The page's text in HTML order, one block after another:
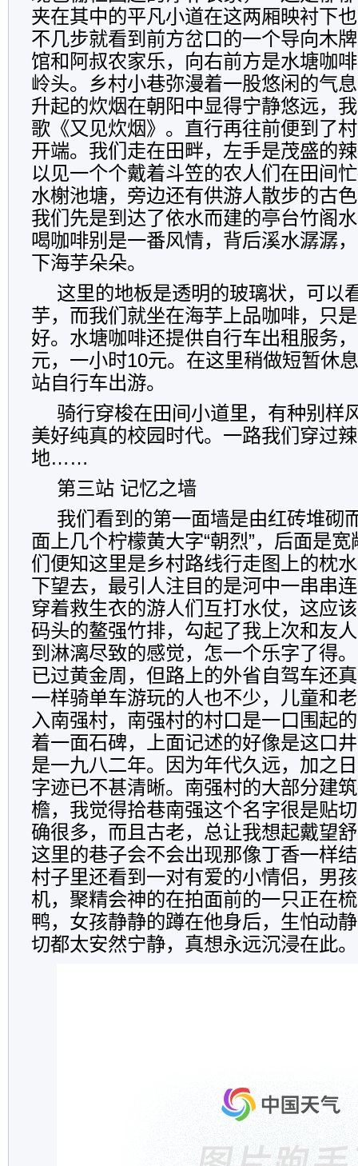
夹在其中的平凡小道在这两厢映衬下
不几步就看到前方岔口的一个导向木
馆和阿叔农家乐，向右前方是水塘咖
岭头。乡村小巷弥漫着一股悠闲的气
升起的炊烟在朝阳中显得宁静悠远，
歌《又见炊烟》。直行再往前便到了
开端。我们走在田畔，左手是茂盛的
以见一个个戴着斗笠的农人们在田间
水榭池塘，旁边还有供游人散步的古
我们先是到达了依水而建的亭台竹阁
喝咖啡别是一番风情，背后溪水潺潺
下海芋朵朵。
这里的地板是透明的玻璃状，可以
芋，而我们就坐在海芋上品咖啡，只
好。水塘咖啡还提供自行车出租服务
元，一小时10元。在这里稍做短暂休
站自行车出游。
骑行穿梭在田间小道里，有种别样
美好纯真的校园时代。一路我们穿过
地……
第三站 记忆之墙
我们看到的第一面墙是由红砖堆砌
面上几个柠檬黄大字“朝烈”，后面是
们便知这里是乡村路线行走图上的枕
下望去，最引人注目的是河中一串串
穿着救生衣的游人们互打水仗，这应
码头的鳌强竹排，勾起了我上次和友
到淋漓尽致的感觉，怎一个乐字了得
已过黄金周，但路上的外省自驾车还
一样骑单车游玩的人也不少，儿童和
入南强村，南强村的村口是一口围起
着一面石碑，上面记述的好像是这口
是一九八二年。因为年代久远，加之
字迹已不甚清晰。南强村的大部分建
檐，我觉得拾巷南强这个名字很是贴
确很多，而且古老，总让我想起戴望
这里的巷子会不会出现那像丁香一样
村子里还看到一对有爱的小情侣，男
机，聚精会神的在拍面前的一只正在
鸭，女孩静静的蹲在他身后，生怕动
切都太安然宁静，真想永远沉浸在此。